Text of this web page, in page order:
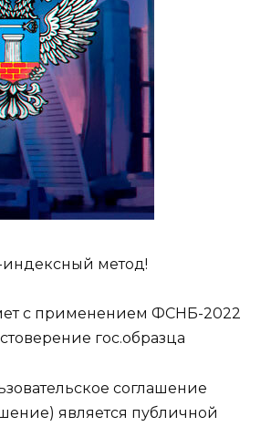
индексный метод!
с применением ФСНБ-2022
гос.образца
соглашение
является публичной